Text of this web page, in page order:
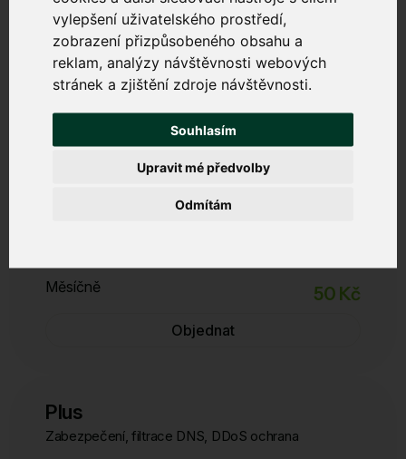
vylepšení uživatelského prostředí,
zobrazení přizpůsobeného obsahu a
reklam, analýzy návštěvnosti webových
stránek a zjištění zdroje návštěvnosti.
Souhlasím
Odmítám
Upravit mé předvolby
Bezpečný internet
Chrání váš počítač, tablet a mobil před viry, malwarem,
phishingem a dalšími internetovými hrozbami. Zabrání
zpomalování zařízení a nevyžádanému obsahu.
Měsíčně 50 Kč
Objednat
Plus
Zabezpečení, filtrace DNS, DDoS ochrana